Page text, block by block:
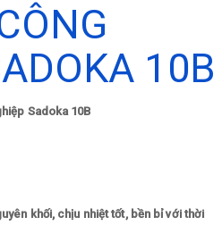
10B
Sadoka 10B
khối, chịu nhiệt tốt, bền bỉ với thời